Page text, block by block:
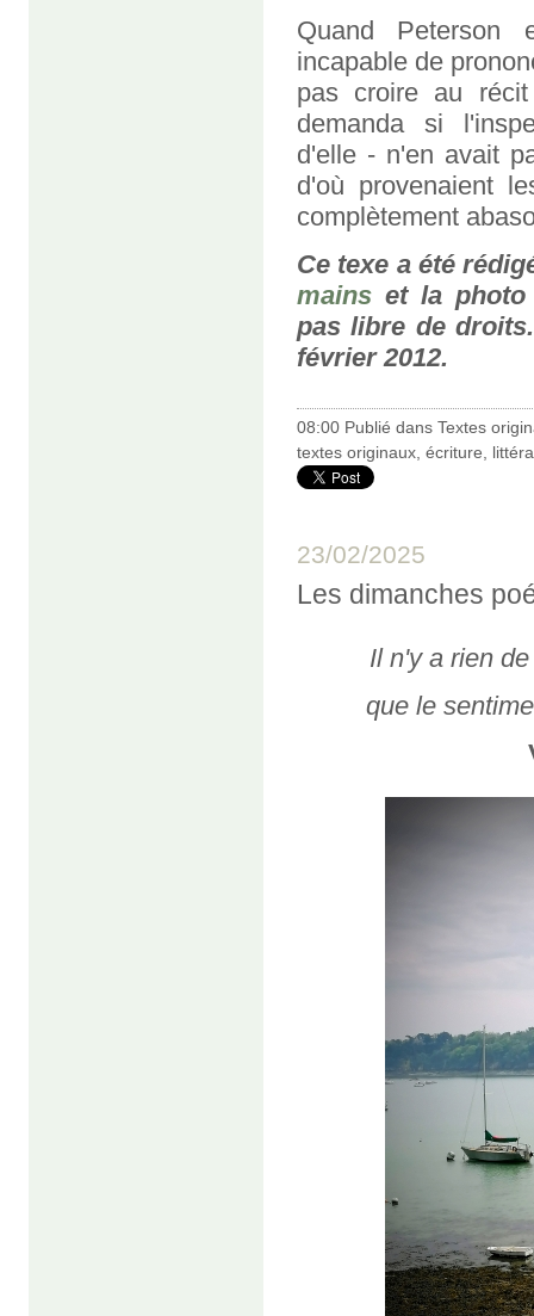
Quand
incapable de
pas croire au
demanda si
d'elle - n'en avait
d'où provenaient
complètement
Ce texe a été
mains et la
pas libre de
février 2012.
08:00 Publié dans Textes
textes originaux, écriture,
23/02/2025
Les dimanches
Il n'y a rien
que le